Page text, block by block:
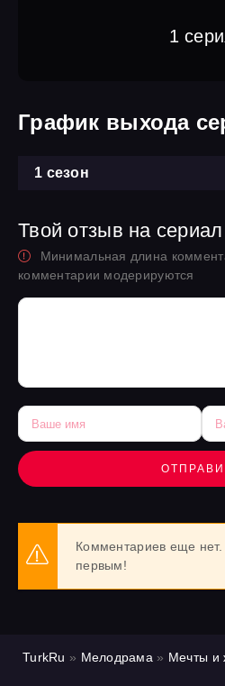
1
График выхода
1 сезон
Твой отзыв на
Минимальная длина
комментарии модерируются
Комментариев еще
первым!
TurkRu » Мелодрама » Мечты и